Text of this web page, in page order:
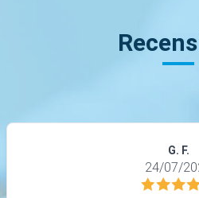
G. F.
24/07/